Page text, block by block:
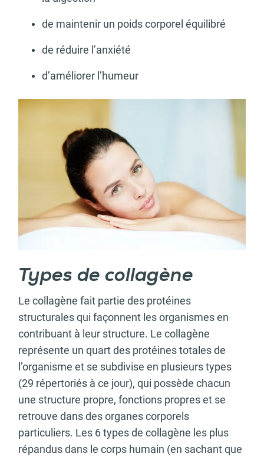
de maintenir un poids corporel équilibré
de réduire l’anxiété
d’améliorer l’humeur
Types de collagène
Le collagène fait partie des protéines
structurales qui façonnent les organismes en
contribuant à leur structure. Le collagène
représente un quart des protéines totales de
l’organisme et se subdivise en plusieurs types
(29 répertoriés à ce jour), qui possède chacun
une structure propre, fonctions propres et se
retrouve dans des organes corporels
particuliers. Les 6 types de collagène les plus
répandus dans le corps humain (en sachant que